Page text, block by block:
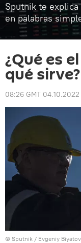
Sputnik te
en palabras
¿Qué es
qué sirve?
08:26 GMT 04.10.2022
© Sputnik / Evgeniy Biyatov